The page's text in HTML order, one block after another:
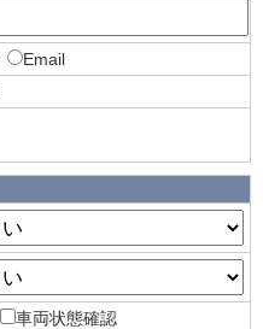
Email
車両状態確認